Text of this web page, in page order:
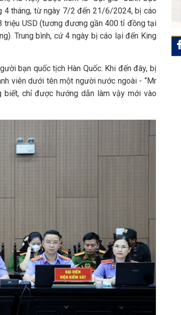
4 tháng, từ ngày 7/2 đến 21/6/2024, bị cáo
triệu USD (tương đương gần 400 tỉ đồng tại
Trung bình, cứ 4 ngày bị cáo lại đến King
bạn quốc tịch Hàn Quốc. Khi đến đây, bị
viên dưới tên một người nước ngoài - “Mr
biết, chỉ được hướng dẫn làm vậy mới vào